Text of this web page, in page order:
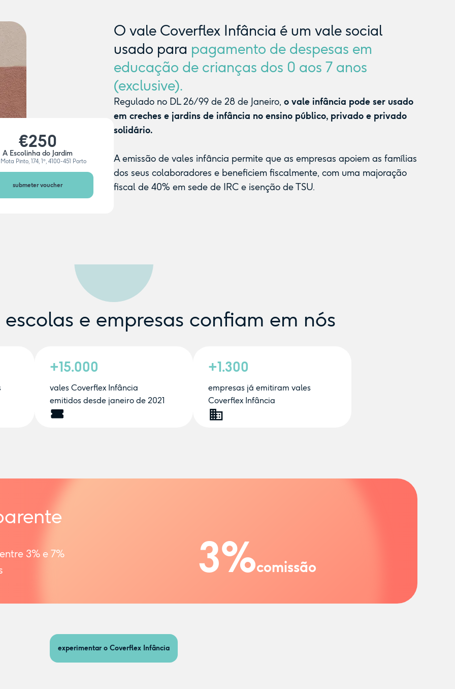
€250
A Escolinha do Jardim
Pinto, 174, 1º, 4100-451 Porto
submeter voucher
O vale Coverflex Infância é um vale social
usado para pagamento de despesas em
educação de crianças dos 0 aos 7 anos
(exclusive).
Regulado no DL 26/99 de 28 de Janeiro, o vale infância pode ser usado
em creches e jardins de infância no ensino público, privado e privado
solidário.
A emissão de vales infância permite que as empresas apoiem as famílias
dos seus colaboradores e beneficiem fiscalmente, com uma majoração
fiscal de 40% em sede de IRC e isenção de TSU.
e empresas confiam em nós
+15.000
vales Coverflex Infância
emitidos desde janeiro de 2021
+1.300
empresas já emitiram vales
Coverflex Infância
3% e 7%
3%comissão
experimentar o Coverflex Infância